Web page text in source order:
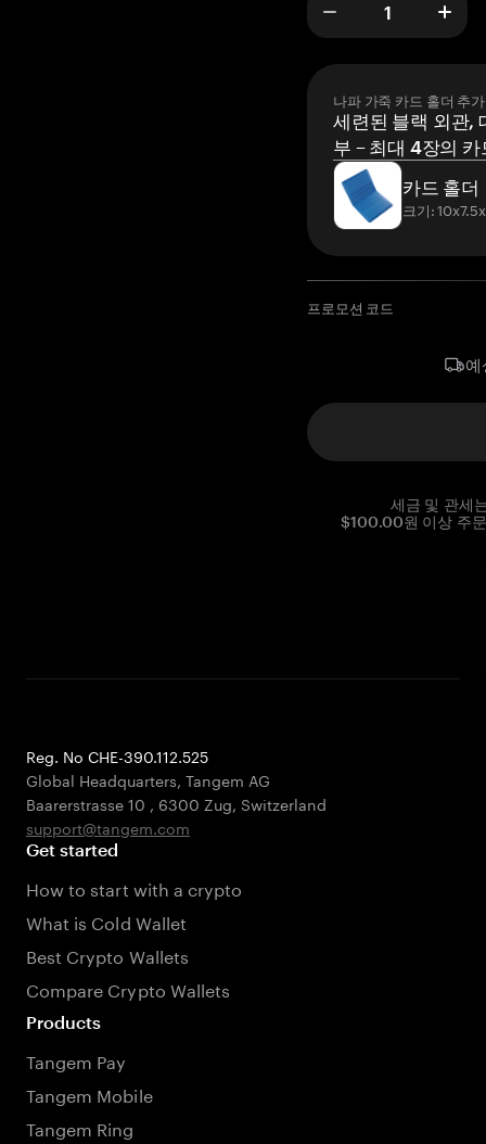
나파 가죽 카드 홀더 추가
세련된 블랙 외관,
부 – 최대 4장의
카드 홀더
크기:
프로모션 코드
예
세금 및 관세
$100.00원 이상 주
Reg. No CHE-390.112.525
Global Headquarters, Tangem AG
Baarerstrasse 10 , 6300 Zug, Switzerland
support@tangem.com
Get started
How to start with a crypto
What is Cold Wallet
Best Crypto Wallets
Compare Crypto Wallets
Products
Tangem Pay
Tangem Mobile
Tangem Ring